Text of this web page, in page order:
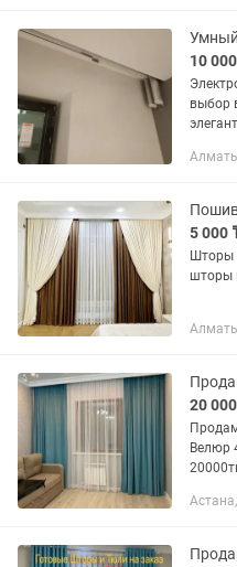
10
выбор
5 000
Шторы
шторы
20
Велюр
заказ